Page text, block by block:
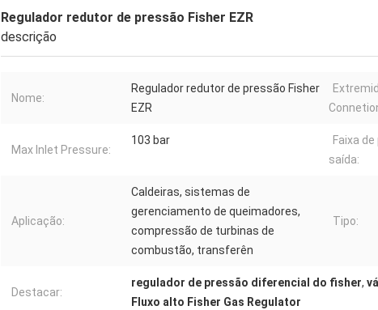
Regulador redutor de pressão Fisher EZR
descrição
Nome:
Regulador redutor de pressão Fisher
EZR
Max Inlet Pressure:
103 bar
Faixa
saída:
Aplicação:
Caldeiras, sistemas de
gerenciamento de queimadores,
compressão de turbinas de
combustão, transferên
Tipo:
Destacar:
regulador de pressão diferencial do fisher,
Fluxo alto Fisher Gas Regulator